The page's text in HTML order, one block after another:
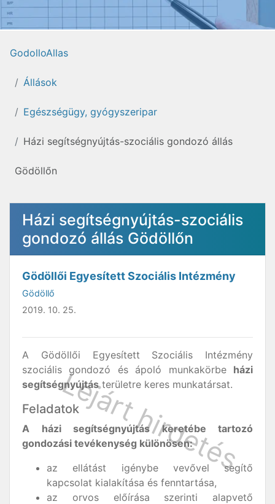
GodolloAllas
Állások
Egészségügy, gyógyszeripar
Házi segítségnyújtás-szociális gondozó állás
Gödöllőn
Házi segítségnyújtás-szociális
gondozó állás Gödöllőn
Gödöllői Egyesített Szociális Intézmény
Gödöllő
2019. 10. 25.
A Gödöllői Egyesített Szociális Intézmény
szociális gondozó és ápoló munkakörbe házi
segítségnyújtásterületre keres munkatársat.
Feladatok
A házi segítségnyújtás keretébe tartozó
gondozási tevékenység különösen:
az ellátást igénybe vevővel segítő
kapcsolat kialakítása és fenntartása,
az orvos előírása szerinti alapvető